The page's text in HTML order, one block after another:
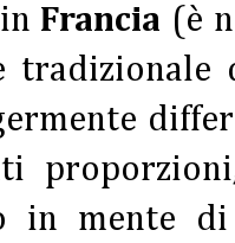
Francia (è
in mente